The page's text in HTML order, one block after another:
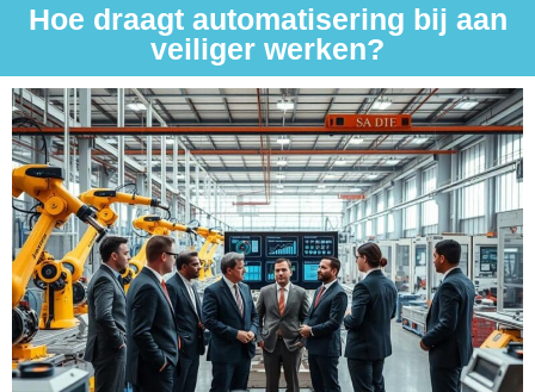
Hoe draagt automatisering bij aan
veiliger werken?